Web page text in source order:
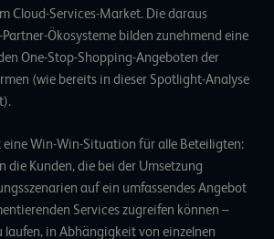
Cloud-Services-Market. Die daraus
Ökosysteme bilden zunehmend eine
One-Stop-Shopping-Angeboten der
(wie bereits in dieserSpotlight-Analyse
Win-Win-Situation für alle Beteiligten:
die Kunden, die bei der Umsetzung
auf ein umfassendes Angebot
Services zugreifen können –
laufen, in Abhängigkeit von einzelnen